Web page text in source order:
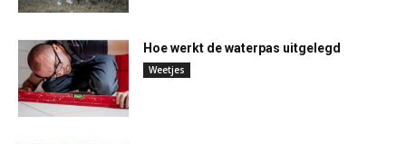
Hoe werkt de waterpas uitgelegd
Weetjes